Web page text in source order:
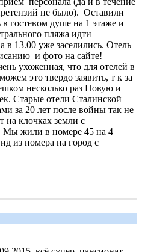
не было). Оставили
гостевом душе на 1 этаже и
пляжа идти
13.00 уже заселились. Отель
и фото на сайте!
ухоженная, что для отелей в
это твердо заявить, т к за
несколько раз Новую и
Старые отели Сталинской
за 20 лет после войны так не
на клочках земли с
Мы жили в номере 45 на 4
из номера на город с